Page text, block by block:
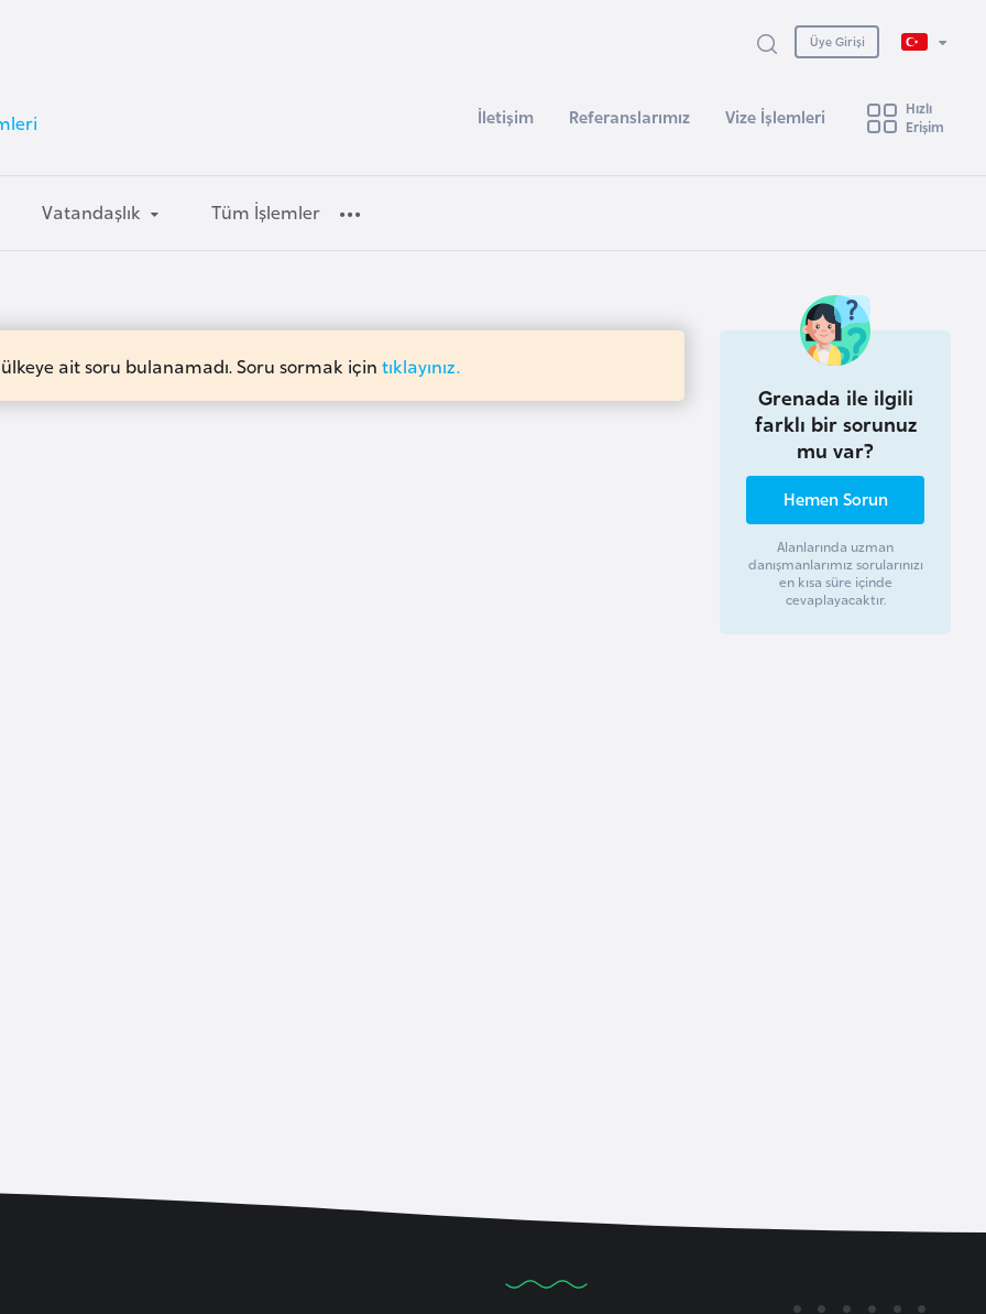
Üye Girişi
İletişim Referanslarımız Vize İşlemleri
Hızlı
Erişim
Vatandaşlık Tüm İşlemler
ait soru bulanamadı. Soru sormak için tıklayınız.
Grenada ile ilgili
farklı bir sorunuz
mu var?
Hemen Sorun
Alanlarında uzman
danışmanlarımız sorularınızı
en kısa süre içinde
cevaplayacaktır.